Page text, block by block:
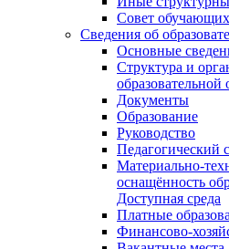
Совет
Сведения об
Основные
Структура и
образовательной
Документы
Образование
Руководство
Педагогический
Материально-
оснащённость
Доступная среда
Платные
Финансово-